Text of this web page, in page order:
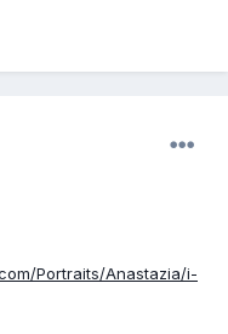
Portraits/Anastazia/i-